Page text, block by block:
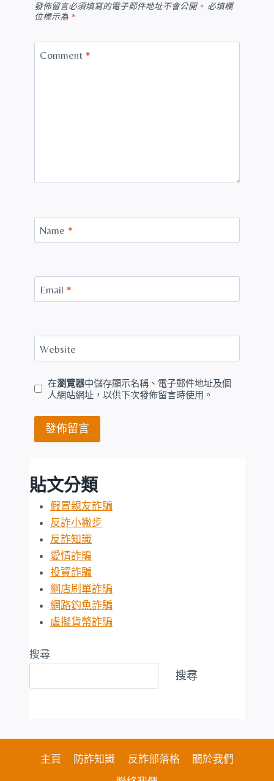
發佈留言必須填寫的電子郵件地址不會公開。 必填欄
位標示為 *
Comment *
Name *
Email *
Website
在瀏覽器中儲存顯示名稱、電子郵件地址及個
人網站網址，以供下次發佈留言時使用。
貼文分類
假冒親友詐騙
反詐小撇步
反詐知識
愛情詐騙
投資詐騙
網店刷單詐騙
網路釣魚詐騙
虛擬貨幣詐騙
搜尋
搜尋
主頁 防詐知識 反詐部落格
關於我們